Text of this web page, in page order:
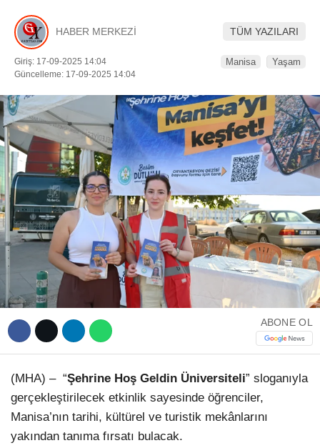
WhatsApp İhbar Hattı
Facebook
Instagram
Telegram
SPOR
YEREL
EĞITIM
HABER MERKEZİ TÜM YAZILARI
Giriş: 17-09-2025 14:04
Güncelleme: 17-09-2025 14:04
Manisa Yaşam
ABONE OL
(MHA) – “Şehrine Hoş Geldin Üniversiteli” sloganıyla
gerçekleştirilecek etkinlik sayesinde öğrenciler,
Manisa’nın tarihi, kültürel ve turistik mekânlarını
yakından tanıma fırsatı bulacak.